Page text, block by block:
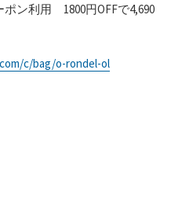
ポン利用 1800円OFFで4,690
c/bag/o-rondel-ol